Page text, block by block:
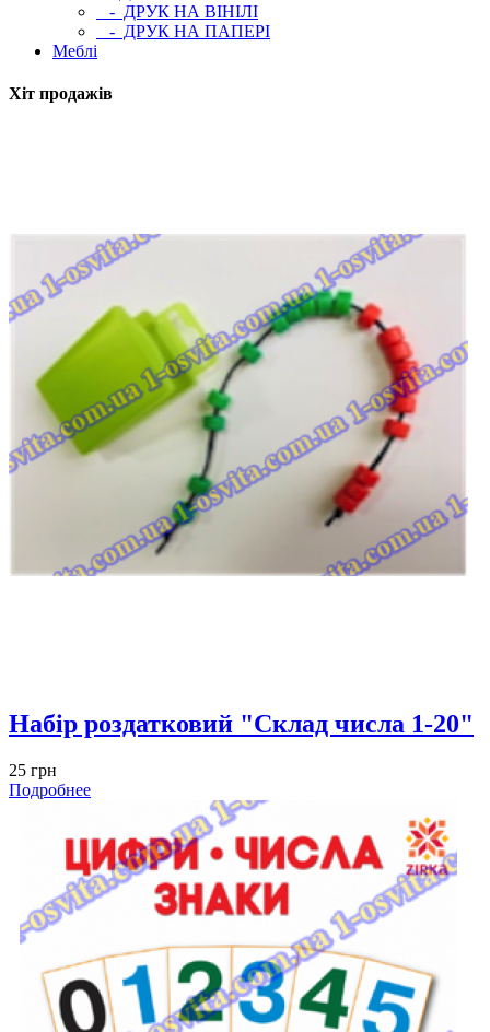
- ДРУК НА ВІНІЛІ
- ДРУК НА ПАПЕРІ
Меблі
Хіт продажів
Набір роздатковий "Склад числа 1-20"
25 грн
Подробнее